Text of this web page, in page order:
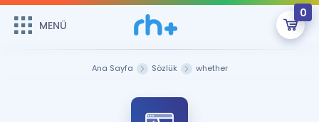
MENÜ
0
Sepetin Şu An Boş.
MENÜ
Ana Sayfa Sözlük whether